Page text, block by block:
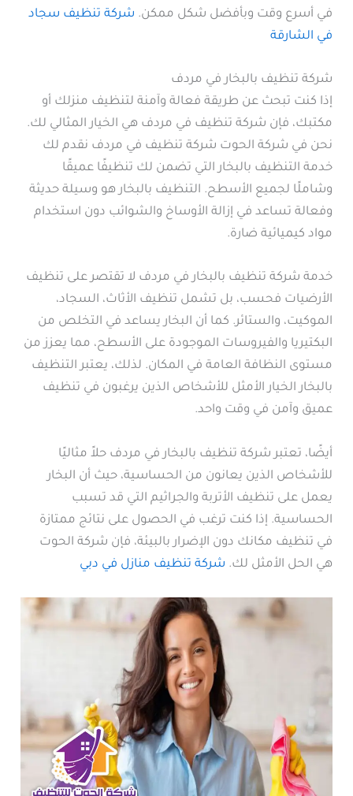
في أسرع وقت وبأفضل شكل ممكن. شركة تنظيف سجاد
في الشارقة
شركة تنظيف بالبخار في مردف
إذا كنت تبحث عن طريقة فعالة وآمنة لتنظيف منزلك أو
مكتبك، فإن شركة تنظيف في مردف هي الخيار المثالي لك.
نحن في شركة الحوت شركة تنظيف في مردف نقدم لك
خدمة التنظيف بالبخار التي تضمن لك تنظيفًا عميقًا
وشاملًا لجميع الأسطح. التنظيف بالبخار هو وسيلة حديثة
وفعالة تساعد في إزالة الأوساخ والشوائب دون استخدام
مواد كيميائية ضارة.
خدمة شركة تنظيف بالبخار في مردف لا تقتصر على تنظيف
الأرضيات فحسب، بل تشمل تنظيف الأثاث، السجاد،
الموكيت، والستائر. كما أن البخار يساعد في التخلص من
البكتيريا والفيروسات الموجودة على الأسطح، مما يعزز من
مستوى النظافة العامة في المكان. لذلك، يعتبر التنظيف
بالبخار الخيار الأمثل للأشخاص الذين يرغبون في تنظيف
عميق وآمن في وقت واحد.
أيضًا، تعتبر شركة تنظيف بالبخار في مردف حلاً مثاليًا
للأشخاص الذين يعانون من الحساسية، حيث أن البخار
يعمل على تنظيف الأتربة والجراثيم التي قد تسبب
الحساسية. إذا كنت ترغب في الحصول على نتائج ممتازة
في تنظيف مكانك دون الإضرار بالبيئة، فإن شركة الحوت
هي الحل الأمثل لك. شركة تنظيف منازل في دبي